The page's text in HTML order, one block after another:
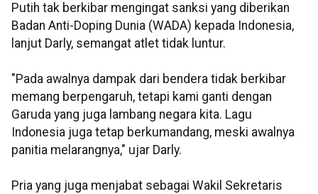
Putih tak berkibar mengingat sanksi yang diberikan
Badan Anti-Doping Dunia (WADA) kepada Indonesia,
lanjut Darly, semangat atlet tidak luntur.
"Pada awalnya dampak dari bendera tidak berkibar
memang berpengaruh, tetapi kami ganti dengan
Garuda yang juga lambang negara kita. Lagu
Indonesia juga tetap berkumandang, meski awalnya
panitia melarangnya," ujar Darly.
Pria yang juga menjabat sebagai Wakil Sekretaris